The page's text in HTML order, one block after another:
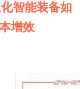
智能装备如
增效